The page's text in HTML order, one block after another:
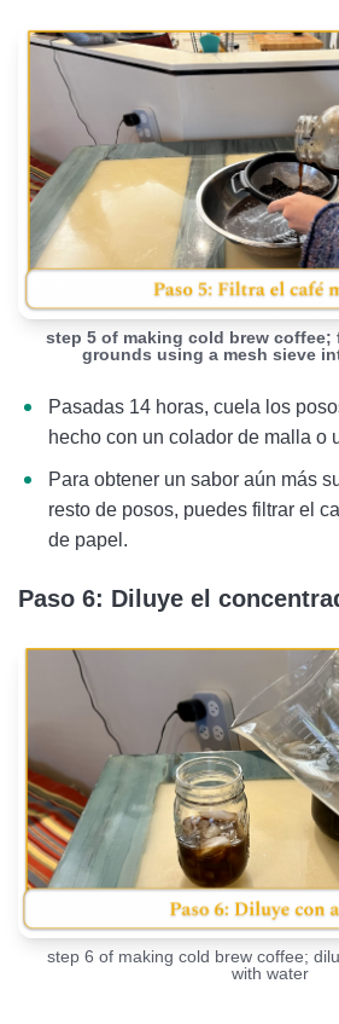
step 5 of making cold brew
grounds using a mesh sieve
Pasadas 14 horas, cuela los
hecho con un colador de malla o
Para obtener un sabor aún más
resto de posos, puedes filtrar el
de papel.
Paso 6: Diluye el
step 6 of making cold brew coffee;
with water